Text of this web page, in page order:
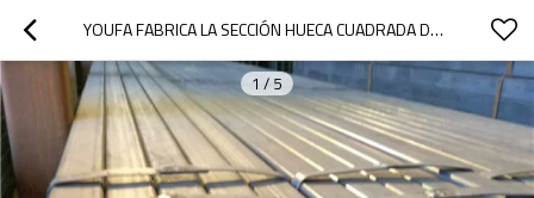
YOUFA FABRICA LA SECCIÓN HUECA CUADRADA DEL PRECIO MÁS BAJO MALASIA
1 / 5